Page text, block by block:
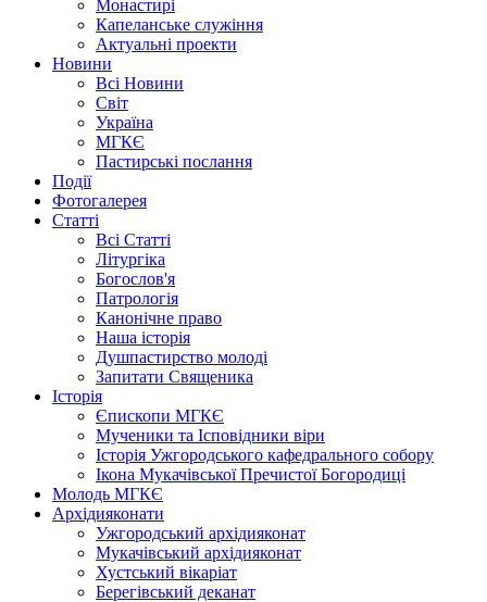
Монастирі
Капеланське служіння
Актуальні проекти
Новини
Всі Новини
Світ
Україна
МГКЄ
Пастирські послання
Події
Фотогалерея
Статті
Всі Статті
Літургіка
Богослов'я
Патрологія
Канонічне право
Наша історія
Душпастирство молоді
Запитати Священика
Історія
Єпископи МГКЄ
Мученики та Ісповідники віри
Історія Ужгородського кафедрального собору
Ікона Мукачівської Пречистої Богородиці
Молодь МГКЄ
Архідияконати
Ужгородський архідияконат
Мукачівський архідияконат
Хустський вікаріат
Берегівський деканат